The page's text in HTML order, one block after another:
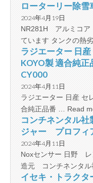
ローターリー除
2024年4月19日
NR281H アルミコア
ています タンクの
ラジエーター 日
KOYO製 適合純
CY000
2024年4月11日
ラジエーター 日産 セ
合純正品番 … Read
コンチネンタル
ジャー プロフ
2024年4月11日
Noxセンサー 日野
造元 コンチネンタ
イセキ・トラクタ